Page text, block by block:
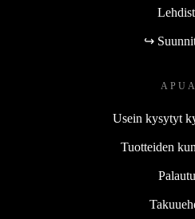
↪
APUA
Usein kysytyt
Tuotteiden